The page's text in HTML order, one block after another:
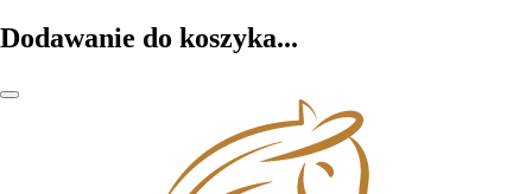
Dodawanie do koszyka...